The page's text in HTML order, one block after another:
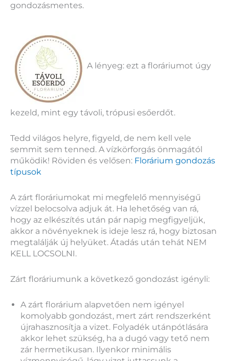
gondozásmentes.
A lényeg: ezt a floráriumot úgy
kezeld, mint egy távoli, trópusi esőerdőt.
Tedd világos helyre, figyeld, de nem kell vele
semmit sem tenned. A vízkörforgás önmagától
működik! Röviden és velősen: Florárium gondozás
típusok
A zárt floráriumokat mi megfelelő mennyiségű
vízzel belocsolva adjuk át. Ha lehetőség van rá,
hogy az elkészítés után pár napig megfigyeljük,
akkor a növényeknek is ideje lesz rá, hogy biztosan
megtalálják új helyüket. Átadás után tehát NEM
KELL LOCSOLNI.
Zárt floráriumunk a következő gondozást igényli:
A zárt florárium alapvetően nem igényel
komolyabb gondozást, mert zárt rendszerként
újrahasznosítja a vizet. Folyadék utánpótlására
akkor lehet szükség, ha a dugó vagy tető nem
zár hermetikusan. Ilyenkor minimális